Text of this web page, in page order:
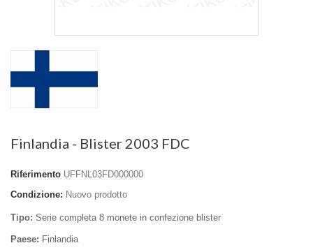
Finlandia - Blister 2003 FDC
Riferimento UFFNL03FD000000
Condizione: Nuovo prodotto
Tipo: Serie completa 8 monete in confezione blister
Paese: Finlandia